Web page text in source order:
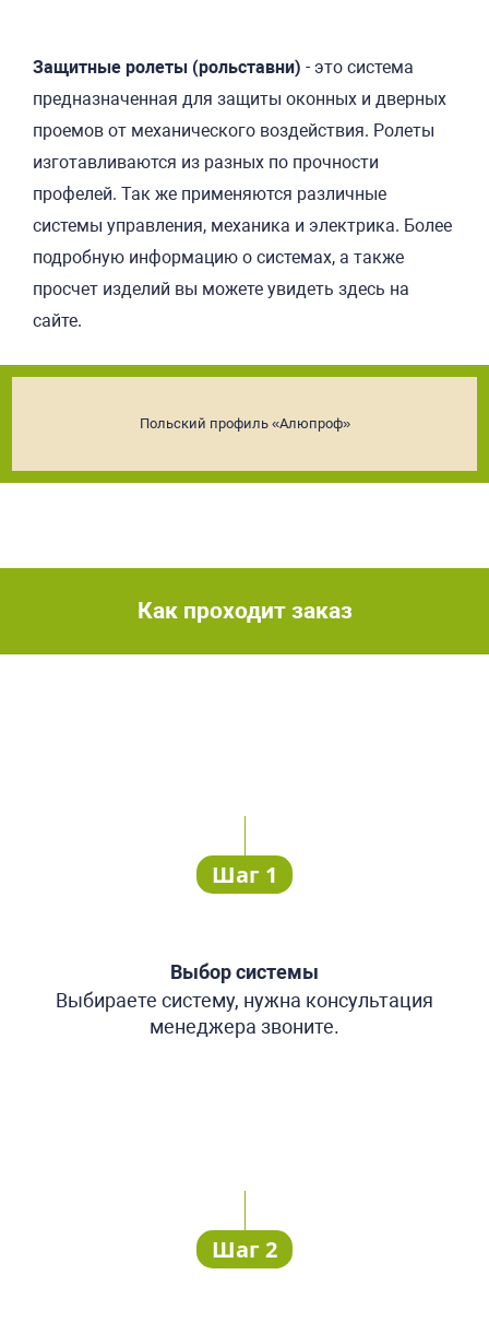
Защитные ролеты (рольставни) - это система
предназначенная для защиты оконных и дверных
проемов от механического воздействия. Ролеты
изготавливаются из разных по прочности
профелей. Так же применяются различные
системы управления, механика и электрика. Более
подробную информацию о системах, а также
просчет изделий вы можете увидеть здесь на
сайте.
Польский профиль «Алюпроф»
Как проходит заказ
Шаг 1
Выбор системы
Выбираете систему, нужна консультация
менеджера звоните.
Шаг 2